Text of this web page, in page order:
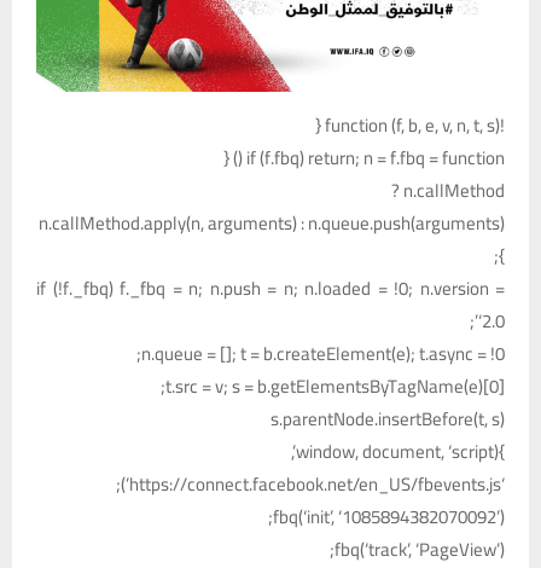
!function (f, b, e, v, n, t, s) {
if (f.fbq) return; n = f.fbq = function () {
n.callMethod ?
n.callMethod.apply(n, arguments) : n.queue.push(arguments)
};
if (!f._fbq) f._fbq = n; n.push = n; n.loaded = !0; n.version =
‘2.0’;
n.queue = []; t = b.createElement(e); t.async = !0;
t.src = v; s = b.getElementsByTagName(e)[0];
s.parentNode.insertBefore(t, s)
}(window, document, ‘script’,
‘https://connect.facebook.net/en_US/fbevents.js’);
fbq(‘init’, ‘1085894382070092’);
fbq(‘track’, ‘PageView’);